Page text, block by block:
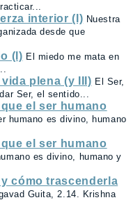
interior (I) Nuestra
desde que
(I) El miedo me mata en
plena (y III) El Ser,
Ser, el sentido...
el ser humano
humano es divino, humano
el ser humano
es divino, humano y
cómo trascenderla
Guita, 2.14. Krishna